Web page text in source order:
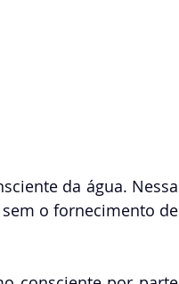
da água. Nessa
o fornecimento de